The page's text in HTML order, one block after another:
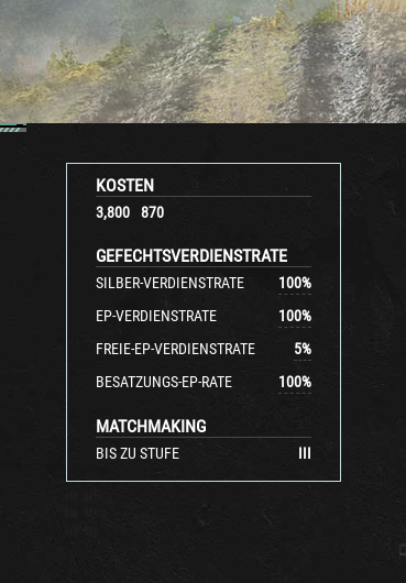
KOSTEN
3,800 870
GEFECHTSVERDIENSTRATE
SILBER-VERDIENSTRATE 100%
EP-VERDIENSTRATE
100%
FREIE-EP-VERDIENSTRATE
5%
BESATZUNGS-EP-RATE
100%
MATCHMAKING
BIS ZU STUFE III